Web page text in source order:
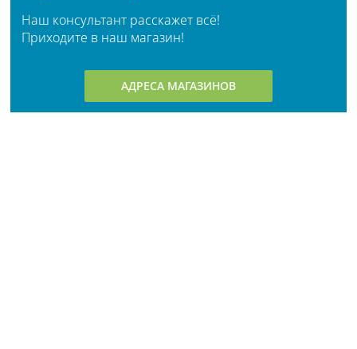
Наш консультант расскажет всё!
Приходите в наш магазин!
АДРЕСА МАГАЗИНОВ